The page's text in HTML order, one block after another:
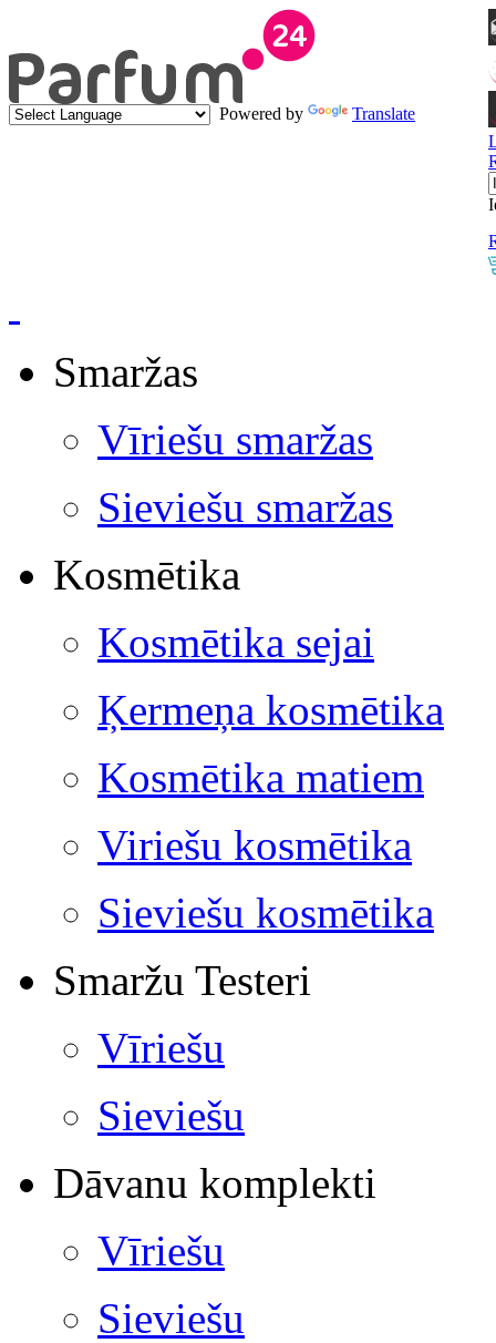
Powered by
Translate
Smaržas
Vīriešu smaržas
Sieviešu smaržas
Kosmētika
Kosmētika sejai
Ķermeņa kosmētika
Kosmētika matiem
Viriešu kosmētika
Sieviešu kosmētika
Smaržu Testeri
Vīriešu
Sieviešu
Dāvanu komplekti
Vīriešu
Sieviešu